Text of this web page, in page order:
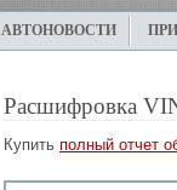
АВТОНОВОСТИ
Расшифровка
Купить полный отчет